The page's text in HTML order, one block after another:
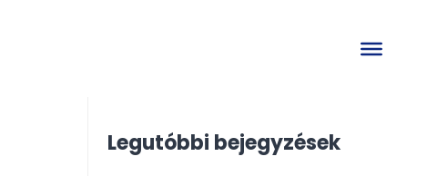
Legutóbbi bejegyzések